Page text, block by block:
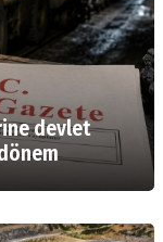
devlet